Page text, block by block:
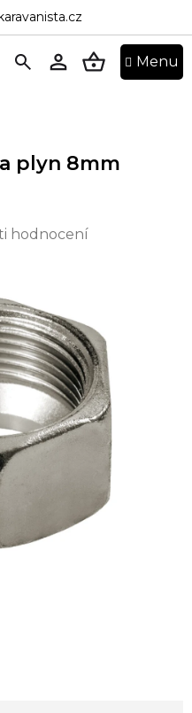
plyn 8mm
hodnocení